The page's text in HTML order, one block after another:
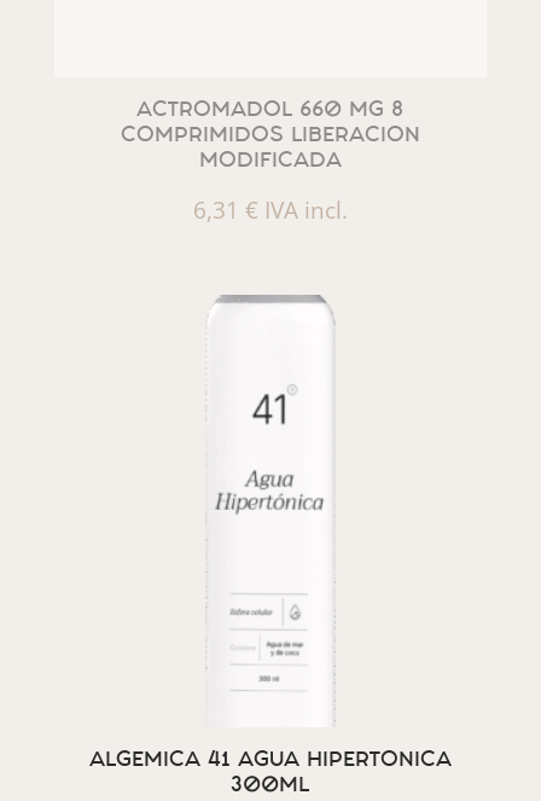
ACTROMADOL 660 MG 8
COMPRIMIDOS LIBERACION
MODIFICADA
6,31 € IVA incl.
ALGEMICA 41 AGUA HIPERTONICA
300ML